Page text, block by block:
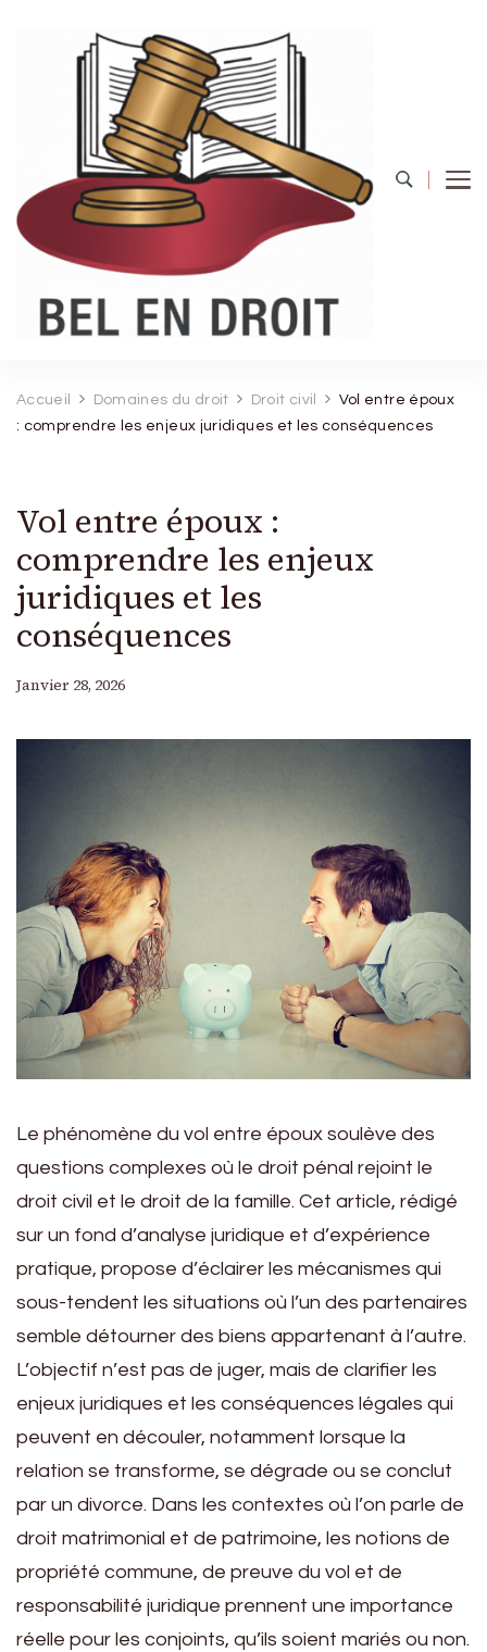
Accueil Domaines du droit Droit civil
Vol entre époux
: comprendre les enjeux juridiques et les conséquences
Vol entre époux :
comprendre les enjeux
juridiques et les
conséquences
Janvier 28, 2026
Le phénomène du vol entre époux soulève des
questions complexes où le droit pénal rejoint le
droit civil et le droit de la famille. Cet article, rédigé
sur un fond d’analyse juridique et d’expérience
pratique, propose d’éclairer les mécanismes qui
sous-tendent les situations où l’un des partenaires
semble détourner des biens appartenant à l’autre.
L’objectif n’est pas de juger, mais de clarifier les
enjeux juridiques et les conséquences légales qui
peuvent en découler, notamment lorsque la
relation se transforme, se dégrade ou se conclut
par un divorce. Dans les contextes où l’on parle de
droit matrimonial et de patrimoine, les notions de
propriété commune, de preuve du vol et de
responsabilité juridique prennent une importance
réelle pour les conjoints, qu’ils soient mariés ou non.